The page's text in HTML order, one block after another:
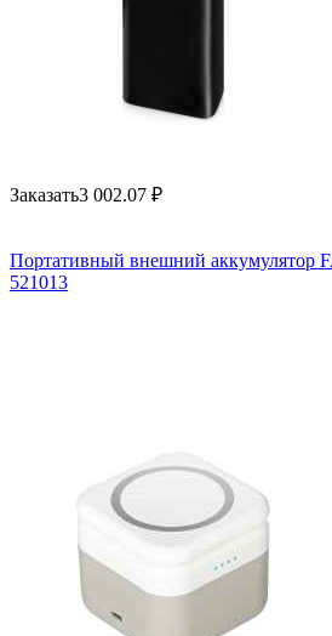
Заказать3 002.07 ₽
Портативный внешний аккумулятор
521013